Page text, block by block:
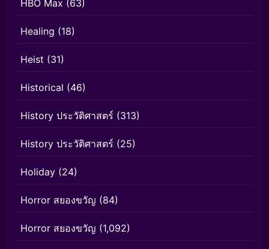
HBO Max (63)
Healing (18)
Heist (31)
Historical (46)
History ประวัติศาสตร์ (313)
History ประวัติศาสตร์ (25)
Holiday (24)
Horror สยองขวัญ (84)
Horror สยองขวัญ (1,092)